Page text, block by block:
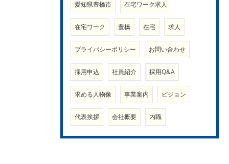
愛知県豊橋市 在宅ワーク求人
在宅ワーク 豊橋 在宅 求人
プライバシーポリシー お問い合わせ
採用申込 社員紹介 採用Q&A
求める人物像 事業案内 ビジョン
代表挨拶 会社概要 内職